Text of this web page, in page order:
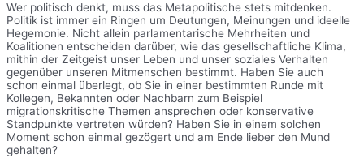
Wer politisch denkt, muss das Metapolitische stets mitdenken.
Politik ist immer ein Ringen um Deutungen, Meinungen und ideelle
Hegemonie. Nicht allein parlamentarische Mehrheiten und
Koalitionen entscheiden darüber, wie das gesellschaftliche Klima,
mithin der Zeitgeist unser Leben und unser soziales Verhalten
gegenüber unseren Mitmenschen bestimmt. Haben Sie auch
schon einmal überlegt, ob Sie in einer bestimmten Runde mit
Kollegen, Bekannten oder Nachbarn zum Beispiel
migrationskritische Themen ansprechen oder konservative
Standpunkte vertreten würden? Haben Sie in einem solchen
Moment schon einmal gezögert und am Ende lieber den Mund
gehalten?